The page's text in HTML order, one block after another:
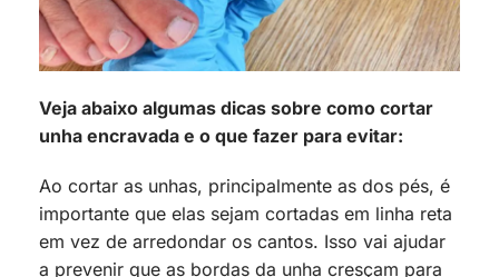
Veja abaixo algumas dicas sobre como cortar
unha encravada e o que fazer para evitar:
Ao cortar as unhas, principalmente as dos pés, é
importante que elas sejam cortadas em linha reta
em vez de arredondar os cantos. Isso vai ajudar
a prevenir que as bordas da unha cresçam para